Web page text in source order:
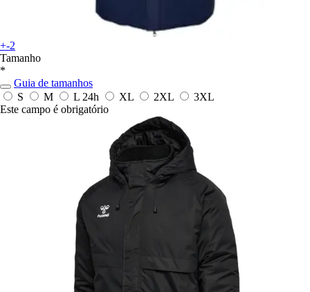
+-2
Tamanho
*
Guia de tamanhos
S
M L 24h XL 2XL
3XL
Este campo é obrigatório